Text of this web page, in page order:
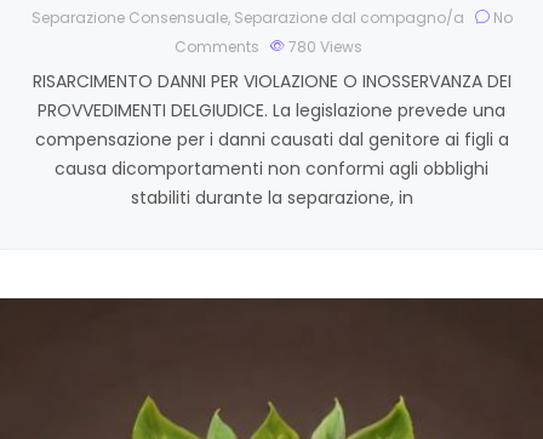
Separazione Consensuale, Separazione dal compagno/a
No
Comments
780 Views
RISARCIMENTO DANNI PER VIOLAZIONE O INOSSERVANZA DEI
PROVVEDIMENTI DELGIUDICE. La legislazione prevede una
compensazione per i danni causati dal genitore ai figli a
causa dicomportamenti non conformi agli obblighi
stabiliti durante la separazione, in